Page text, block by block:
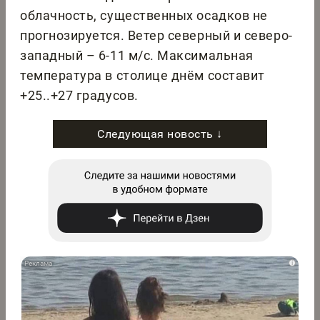
облачность, существенных осадков не
прогнозируется. Ветер северный и северо-
западный – 6-11 м/с. Максимальная
температура в столице днём составит
+25..+27 градусов.
Следующая новость ↓
i